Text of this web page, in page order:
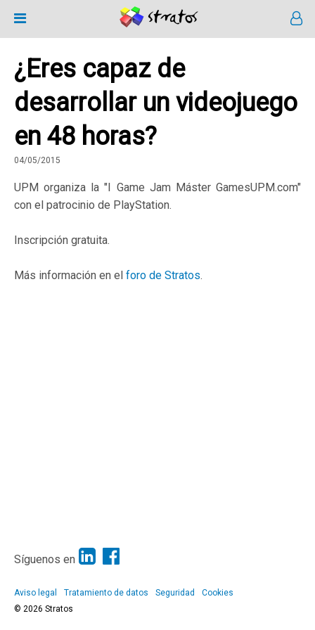
¿Eres capaz de
desarrollar un videojuego
en 48 horas?
04/05/2015
UPM organiza la "I Game Jam Máster GamesUPM.com"
con el patrocinio de PlayStation.
Inscripción gratuita.
Más información en el foro de Stratos.
Síguenos en
Aviso legal Tratamiento de datos Seguridad
Cookies
© 2026 Stratos